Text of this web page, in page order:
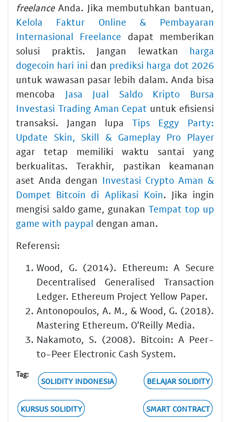
freelanceAnda. Jika membutuhkan bantuan,
Kelola Faktur Online & Pembayaran
Internasional Freelance dapat memberikan
solusi praktis. Jangan lewatkan harga
dogecoin hari ini dan prediksi harga dot 2026
untuk wawasan pasar lebih dalam. Anda bisa
mencoba Jasa Jual Saldo Kripto Bursa
Investasi Trading Aman Cepat untuk efisiensi
transaksi. Jangan lupa Tips Eggy Party:
Update Skin, Skill & Gameplay Pro Player
agar tetap memiliki waktu santai yang
berkualitas. Terakhir, pastikan keamanan
aset Anda dengan Investasi Crypto Aman &
Dompet Bitcoin di Aplikasi Koin. Jika ingin
mengisi saldo game, gunakan Tempat top up
game with paypal dengan aman.
Referensi:
Wood, G. (2014). Ethereum: A Secure
Decentralised Generalised Transaction
Ledger. Ethereum Project Yellow Paper.
Antonopoulos, A. M., & Wood, G. (2018).
Mastering Ethereum. O'Reilly Media.
Nakamoto, S. (2008). Bitcoin: A Peer-
to-Peer Electronic Cash System.
Tag:
SOLIDITY INDONESIA BELAJAR SOLIDITY
KURSUS SOLIDITY SMART CONTRACT